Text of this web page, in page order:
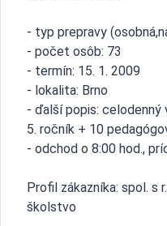
- typ prepravy
- počet osôb: 73
- termín: 15. 1. 2009
- lokalita: Brno
- ďalší popis: celodenný
5. ročník + 10
- odchod o 8:00 hod.,
Profil zákazníka: spol. s
školstvo